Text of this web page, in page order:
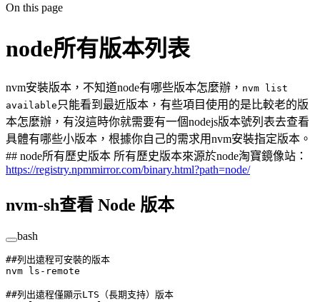
On this page
node所有版本列表
nvm安裝版本，不知道node有哪些版本怎麼辦， nvm list
available 只能看到最近版本，有些項目使用的是比較老的版
本怎麼辦，有沒這時你就需要有一個nodejs版本號列表去查看
具體有哪些小版本，根據你自己的需求用nvm安裝指定版本。
## node所有歷史版本 所有歷史版本來源於node淘寶鏡像站：
https://registry.npmmirror.com/binary.html?path=node/
nvm-sh查看 Node 版本
bash
##列出遠程可安裝的版本
nvm ls-remote
##列出遠程僅顯示LTS（長期支持）版本